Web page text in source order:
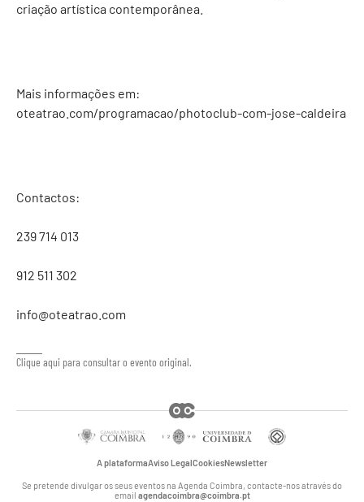
criação artística contemporânea.
Mais informações em:
oteatrao.com/programacao/photoclub-com-jose-caldeira
Contactos:
239 714 013
912 511 302
info@oteatrao.com
Clique aqui para consultar o evento original.
A plataformaAviso LegalCookiesNewsletter
Se pretende divulgar os seus eventos na Agenda Coimbra, contacte-nos através do
email agendacoimbra@coimbra.pt